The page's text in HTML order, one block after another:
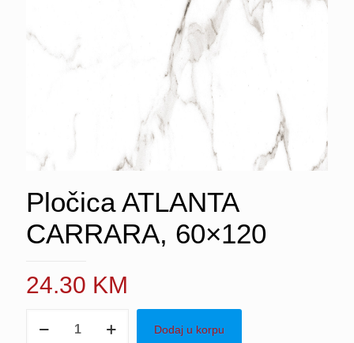
Pločica ATLANTA
CARRARA, 60×120
24.30 KM
ATLANTA
Dodaj u korpu